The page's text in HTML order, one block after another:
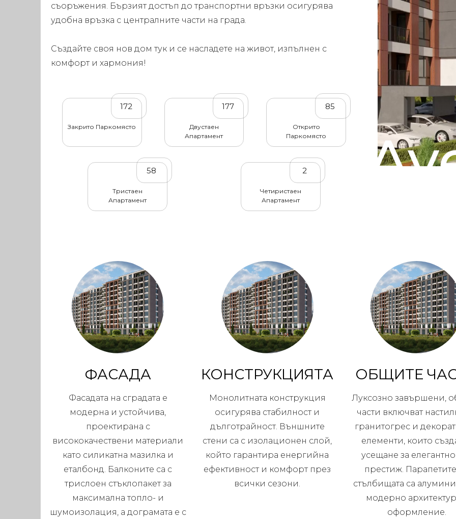
съоръжения. Бързият достъп до транспортни връзки осигурява
удобна връзка с централните части на града.
Създайте своя нов дом тук и се насладете на живот, изпълнен с
комфорт и хармония!
172
Закрито Паркомясто
177
Двустаен
Апартамент
85
Открито
Паркомясто
58
Тристаен
Апартамент
2
Четиристаен
Апартамент
ФАСАДА
Фасадата на сградата е
модерна и устойчива,
проектирана с
висококачествени материали
като силикатна мазилка и
еталбонд. Балконите са с
трислоен стъклопакет за
максимална топло- и
шумоизолация, а дограмата е с
КОНСТРУКЦИЯТА
Монолитната конструкция
осигурява стабилност и
дълготрайност. Външните
стени са с изолационен слой,
който гарантира енергийна
ефективност и комфорт през
всички сезони.
ОБЩИТЕ
Луксозно завършени,
части включват
гранитогрес и
елементи, които
усещане за
престиж.
стълбищата са
модерно
оформление.